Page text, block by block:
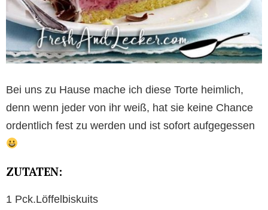
Bei uns zu Hause mache ich diese Torte heimlich,
denn wenn jeder von ihr weiß, hat sie keine Chance
ordentlich fest zu werden und ist sofort aufgegessen
ZUTATEN:
1 Pck.Löffelbiskuits